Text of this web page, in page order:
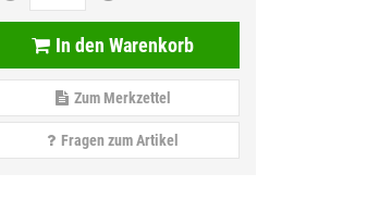
In den Warenkorb
Zum Merkzettel
Fragen zum Artikel